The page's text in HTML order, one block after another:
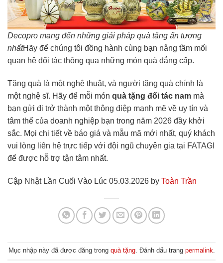
Decopro mang đến những giải pháp quà tặng ấn tượng
nhấtHãy để chúng tôi đồng hành cùng bạn nâng tầm mối
quan hệ đối tác thông qua những món quà đẳng cấp.
Tặng quà là một nghệ thuật, và người tặng quà chính là
một nghệ sĩ. Hãy để mỗi món quà tặng đối tác nam mà
bạn gửi đi trở thành một thông điệp mạnh mẽ về uy tín và
tâm thế của doanh nghiệp bạn trong năm 2026 đầy khởi
sắc. Mọi chi tiết về báo giá và mẫu mã mới nhất, quý khách
vui lòng liên hệ trực tiếp với đội ngũ chuyên gia tại FATAGI
để được hỗ trợ tận tâm nhất.
Cập Nhật Lần Cuối Vào Lúc 05.03.2026 by Toàn Trần
Mục nhập này đã được đăng trong quà tặng. Đánh dấu trang permalink.